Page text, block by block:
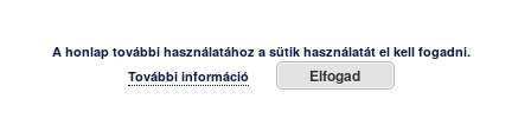
A honlap további használatához a sütik használatát el kell fogadni.
További információ
Elfogad